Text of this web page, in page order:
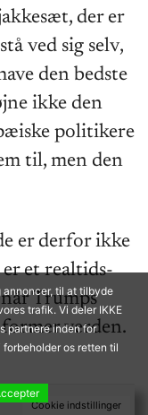
der er
ved sig selv,
den bedste
ikke den
politikere
til, men den
er derfor ikke
et realtids-
Trumps
verden.
til at tilbyde
trafik. Vi deler IKKE
partnere inden for
os retten til
Cookie indstillinger